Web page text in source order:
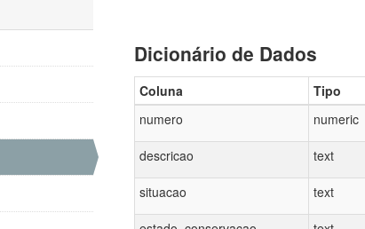
Dicionário de Dados
Coluna Tipo
numero
numeric
descricao text
situacao text